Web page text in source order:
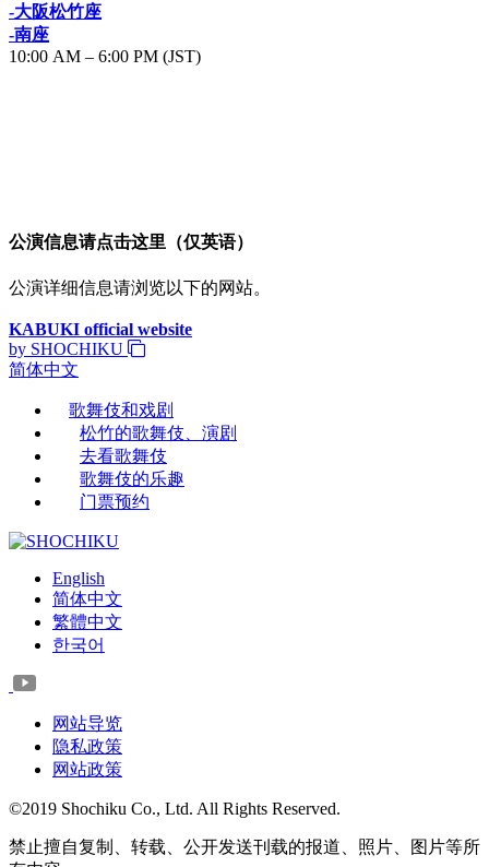
-大阪松竹座
-南座
10:00 AM – 6:00 PM (JST)
公演信息请点击这里（仅英语）
公演详细信息请浏览以下的网站。
KABUKI official website
by SHOCHIKU
简体中文
歌舞伎和戏剧
松竹的歌舞伎、演剧
去看歌舞伎
歌舞伎的乐趣
门票预约
English
简体中文
繁體中文
한국어
网站导览
隐私政策
网站政策
©2019 Shochiku Co., Ltd. All Rights Reserved.
禁止擅自复制、转载、公开发送刊载的报道、照片、图片等所